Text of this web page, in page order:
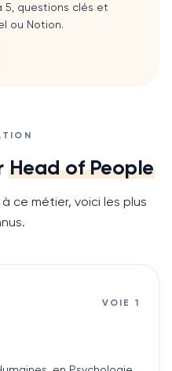
5, questions clés et
ou Notion.
Head of People
ce métier, voici les plus
VOIE 1